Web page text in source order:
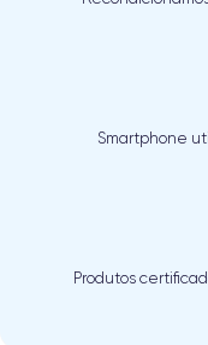
Smartphone
Produtos